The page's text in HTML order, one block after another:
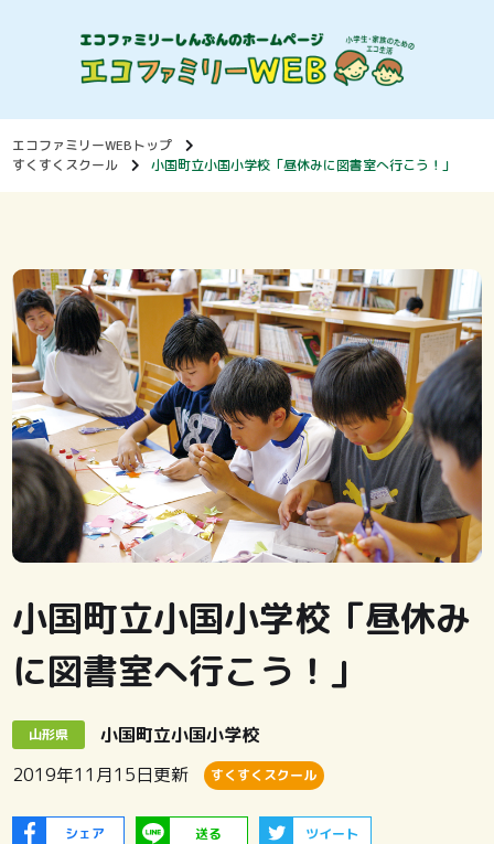
エコファミリーWEBトップ
すくすくスクール
小国町立小国小学校「昼休みに図書室へ行こう！」
小国町立小国小学校「昼休み
に図書室へ行こう！」
山形県
小国町立小国小学校
2019年11月15日更新 すくすくスクール
シェア 送る ツイート